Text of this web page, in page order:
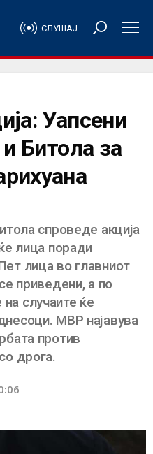
СЛУШАЈ
Уапсени
Битола за
спроведе акција
лица поради
лица во главниот
приведени, а по
случаите ќе
МВР најавува
против
дрога.